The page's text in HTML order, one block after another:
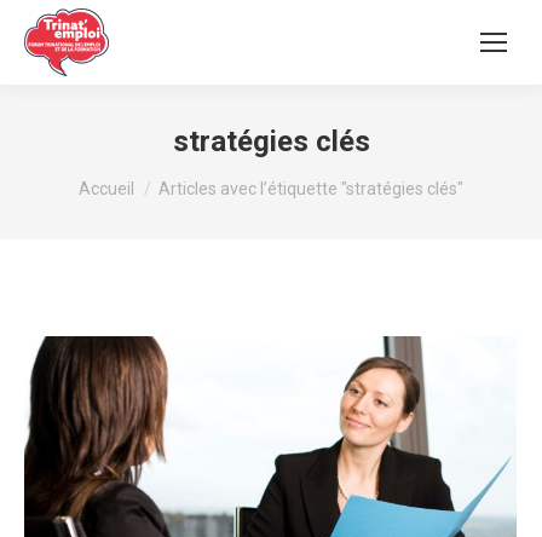
stratégies clés
Vous êtes ici :
Accueil Articles avec l’étiquette "stratégies clés"